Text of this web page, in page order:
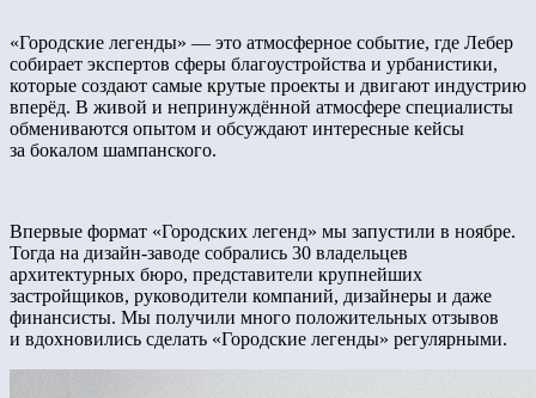
«Городские легенды» — это атмосферное событие, где Лебер
собирает экспертов сферы благоустройства и урбанистики,
которые создают самые крутые проекты и двигают индустрию
вперёд. В живой и непринуждённой атмосфере специалисты
обмениваются опытом и обсуждают интересные кейсы
за бокалом шампанского.
Впервые формат «Городских легенд» мы запустили в ноябре.
Тогда на дизайн-заводе собрались 30 владельцев
архитектурных бюро, представители крупнейших
застройщиков, руководители компаний, дизайнеры и даже
финансисты. Мы получили много положительных отзывов
и вдохновились сделать «Городские легенды» регулярными.